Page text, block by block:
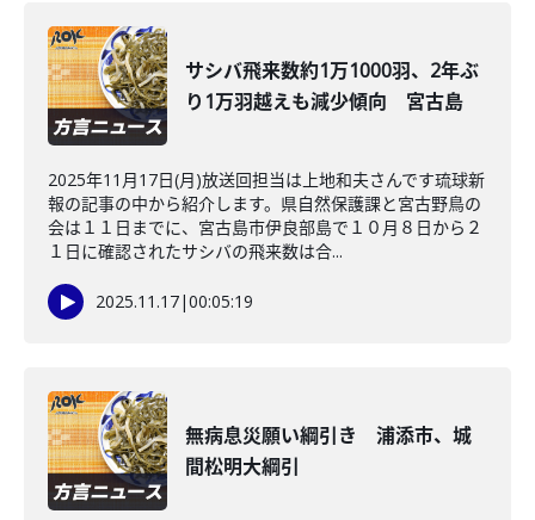
サシバ飛来数約1万1000羽、2年ぶ
り1万羽越えも減少傾向 宮古島
2025年11月17日(月)放送回担当は上地和夫さんです琉球新
報の記事の中から紹介します。県自然保護課と宮古野鳥の
会は１１日までに、宮古島市伊良部島で１０月８日から２
１日に確認されたサシバの飛来数は合...
2025.11.17|00:05:19
無病息災願い綱引き 浦添市、城
間松明大綱引